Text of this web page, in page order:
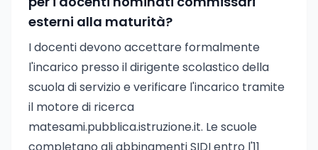
esterni alla maturità?
I docenti devono accettare formalmente
l'incarico presso il dirigente scolastico della
scuola di servizio e verificare l'incarico tramite
il motore di ricerca
matesami.pubblica.istruzione.it. Le scuole